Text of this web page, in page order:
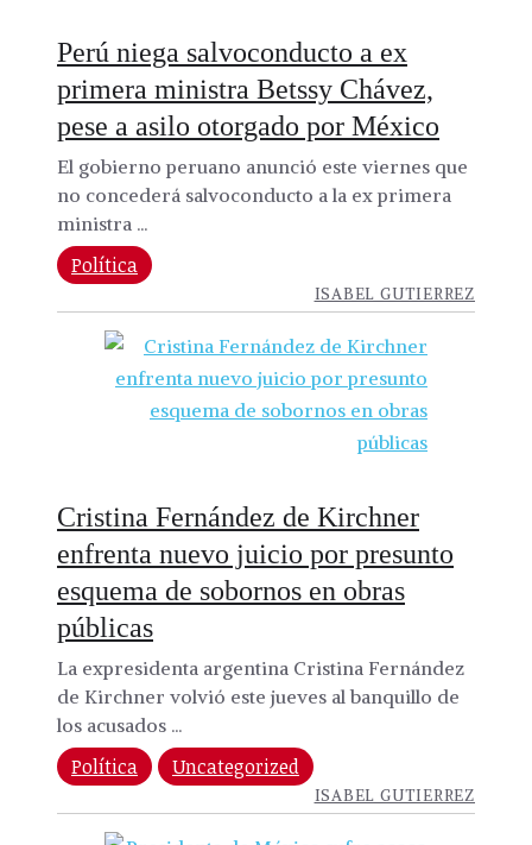
Perú niega salvoconducto a ex
primera ministra Betssy Chávez,
pese a asilo otorgado por México
El gobierno peruano anunció este viernes que
no concederá salvoconducto a la ex primera
ministra ...
Política
ISABEL GUTIERREZ
Cristina Fernández de Kirchner
enfrenta nuevo juicio por presunto
esquema de sobornos en obras
públicas
La expresidenta argentina Cristina Fernández
de Kirchner volvió este jueves al banquillo de
los acusados ...
Política Uncategorized
ISABEL GUTIERREZ